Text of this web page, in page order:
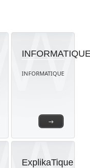
→
INFORMATIQUE
ExplikaTique